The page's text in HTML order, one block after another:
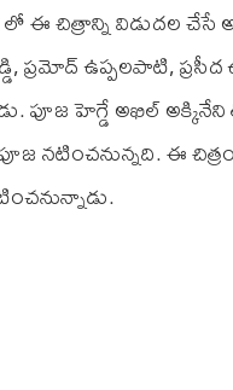
ఈ చిత్రాన్ని విడుదల చేసే
ప్రమోద్ ఉప్పలపాటి,
పూజ హెగ్డే అఖిల్
నటించనున్నది. ఈ